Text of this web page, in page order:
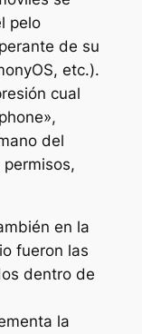
pelo
de su
etc.).
cual
del
en la
fueron las
dentro de
la